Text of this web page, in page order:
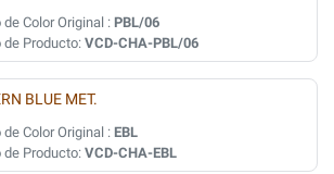
de Color Original : PBL/06
de Producto: VCD-CHA-PBL/06
BLUE MET.
de Color Original : EBL
de Producto: VCD-CHA-EBL